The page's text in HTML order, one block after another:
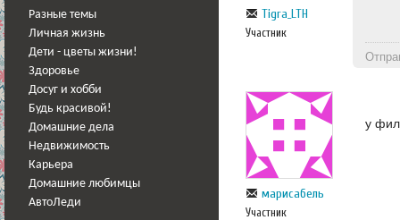
Разные темы
Личная жизнь
Дети - цветы жизни!
Здоровье
Досуг и хобби
Будь красивой!
Домашние дела
Недвижимость
Карьера
Домашние любимцы
АвтоЛеди
Tigra_LTH
Участник
марисабель
Участник
у